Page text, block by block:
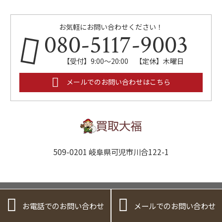
お気軽にお問い合わせください！
080-5117-9003
【受付】9:00～20:00 【定休】木曜日
メールでのお問い合わせはこちら
509-0201 岐阜県可児市川合122-1
プライバシーポリシー / 特定商取引法に基づく表記
 お電話でのお問い合わせ  メールでのお問い合わせ